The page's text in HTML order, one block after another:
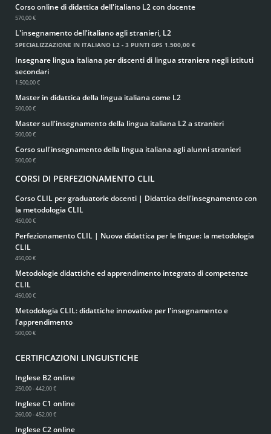
Corso online di didattica dell'italiano L2 con docente
570,00 €
L'insegnamento dell'italiano agli stranieri, L2
SPECIALIZZAZIONE IN ITALIANO L2 - 3 PUNTI GPS 1.500,00 €
Insegnare lingua italiana per discenti di lingua straniera negli istituti
secondari
1.500,00 €
Master in didattica della lingua italiana come L2
500,00 €
Master sull'insegnamento della lingua italiana L2 a stranieri
500,00 €
Corso sull'insegnamento della lingua italiana agli alunni stranieri
500,00 €
CORSI DI PERFEZIONAMENTO CLIL
Corso CLIL per graduatorie docenti | Didattica dell'insegnamento con
la metodologia CLIL
450,00 €
Perfezionamento CLIL | Nuova didattica per le lingue: la metodologia
CLIL
450,00 €
Metodologie didattiche ed apprendimento integrato di competenze
CLIL
450,00 €
Metodologia CLIL: didattiche innovative per l'insegnamento e
l'apprendimento
500,00 €
CERTIFICAZIONI LINGUISTICHE
Inglese B2 online
250,00 - 442,00 €
Inglese C1 online
260,00 - 452,00 €
Inglese C2 online